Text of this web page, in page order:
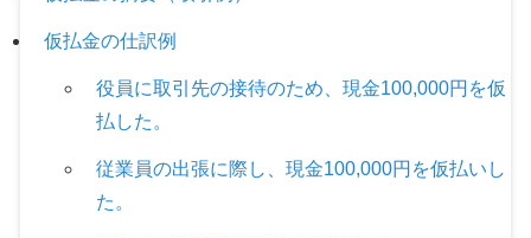
仮払金の仕訳例
役員に取引先の接待のため、現金100,000円を仮
払した。
従業員の出張に際し、現金100,000円を仮払いし
た。